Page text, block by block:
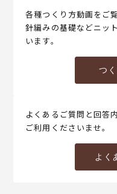
各種つくり方動画をご
針編みの基礎などニッ
います。
つ
よくあるご質問と回答
ご利用くださいませ。
よく